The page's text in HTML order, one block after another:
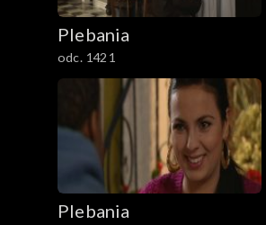
Plebania
odc. 1421
Plebania